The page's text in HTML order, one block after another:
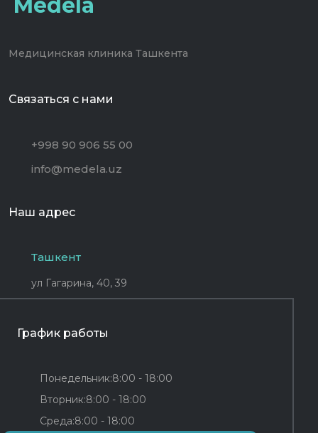
Medela
Медицинская клиника Ташкента
Связаться с нами
+998 90 906 55 00
info@medela.uz
Наш адрес
Ташкент
ул Гагарина, 40, 39
График работы
Понедельник:8:00 - 18:00
Вторник:8:00 - 18:00
Среда:8:00 - 18:00